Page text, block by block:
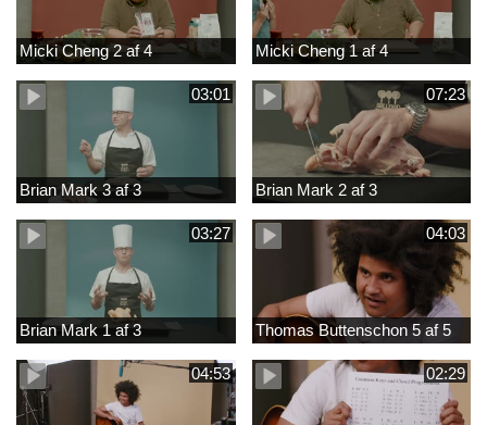
Micki Cheng 2 af 4 Micki Cheng 1 af 4
03:01
Brian Mark 3 af 3
07:23
Brian Mark 2 af 3
03:27
Brian Mark 1 af 3
04:03
Thomas Buttenschon 5 af 5
04:53 02:29